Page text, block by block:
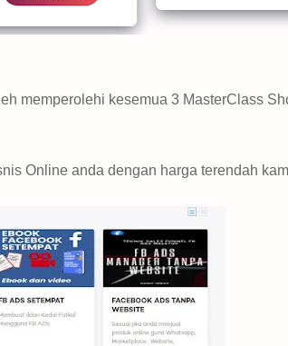
memperolehi kesemua 3 MasterClass
Online anda dengan harga terendah